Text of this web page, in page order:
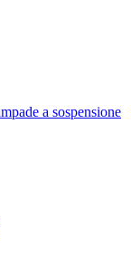
a sospensione